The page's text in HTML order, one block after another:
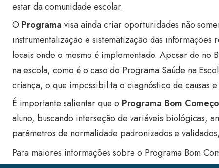
estar da comunidade escolar.
O Programa visa ainda criar oportunidades não
instrumentalização e sistematização das
locais onde o mesmo é implementado. Apesar de no
na escola, como é o caso do Programa Saúde na
criança, o que impossibilita o diagnóstico de causas
É importante salientar que o Programa Bom Começo
aluno, buscando interseção de variáveis biológicas,
parâmetros de normalidade padronizados e
Para maiores informações sobre o Programa Bom